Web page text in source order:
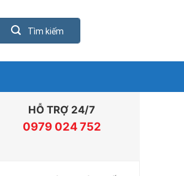
HỖ TRỢ 24/7
0979 024 752